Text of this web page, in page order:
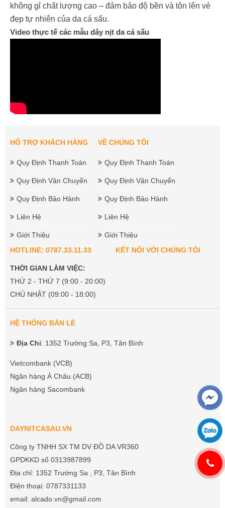
không gỉ chất lượng cao – đảm bảo độ bền và tôn lên vẻ
đẹp tự nhiên của da cá sấu.
Video thực tế các mẫu dây nịt da cá sấu
HỔ TRỢ KHÁCH HÀNG
Quy Định Thanh Toán
Quy Định Vận Chuyển
Quy Định Bảo Hành
Liên Hệ
Giới Thiệu
VỀ CHÚNG TÔI
Quy Định Thanh Toán
Quy Định Vận Chuyển
Quy Định Bảo Hành
Liên Hệ
Giới Thiệu
HOTLINE: 0787.33.11.33
THỜI GIAN LÀM VIỆC:
THỨ 2 - THỨ 7 (9:00 - 20:00)
CHỦ NHẬT (09:00 - 18:00)
KẾT NỐI VỚI CHÚNG TÔI
HỆ THỐNG BÁN LẺ
Địa Chỉ: 1352 Trường Sa, P3, Tân Bình
Vietcombank (VCB)
Ngân hàng Á Châu (ACB)
Ngân hàng Sacombank
DAYNITCASAU.VN
Công ty TNHH SX TM DV ĐỒ DA VR360
GPDKKD số 0313987899
Địa chỉ: 1352 Trường Sa , P3, Tân Bình
Điện thoại: 0787331133
email: alcado.vn@gmail.com